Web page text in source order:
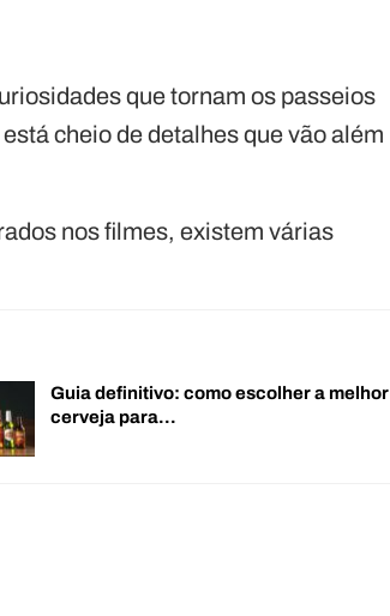
que tornam os passeios
está cheio de detalhes que vão além
nos filmes, existem várias
Guia definitivo: como escolher a melhor
cerveja para…